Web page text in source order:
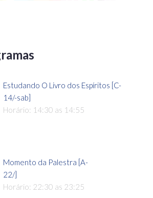
Estudando O Livro dos Espíritos [C-
14/-sab]
Horário: 14:30 as 14:55
Momento da Palestra [A-
22/]
Horário: 22:30 as 23:25